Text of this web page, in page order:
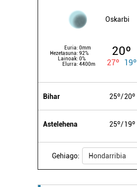
Oskarbi
Euria: 0mm
Hezetasuna: 92%
Lainoak: 0%
Elurra: 4400m
20º
27º 19º
Bihar 25º 20º
Astelehena 25º 19º
Gehiago: Hondarribia